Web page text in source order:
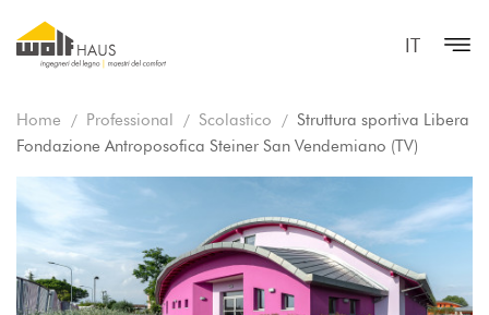
IT
Home Professional Scolastico
Struttura sportiva Libera
Fondazione Antroposofica Steiner San Vendemiano (TV)